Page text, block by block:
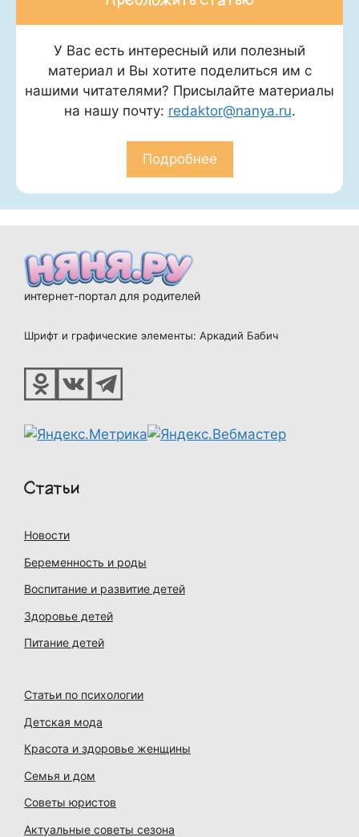
У Вас есть интересный или полезный
материал и Вы хотите поделиться им с
нашими читателями? Присылайте материалы
на нашу почту: redaktor@nanya.ru.
Подробнее
интернет-портал для родителей
Шрифт и графические элементы: Аркадий Бабич
Статьи
Новости
Беременность и роды
Воспитание и развитие детей
Здоровье детей
Питание детей
Статьи по психологии
Детская мода
Красота и здоровье женщины
Семья и дом
Советы юристов
Актуальные советы сезона